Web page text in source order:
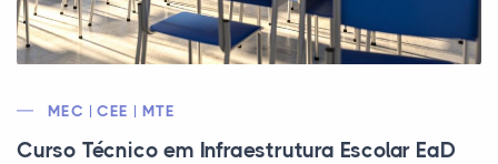
MEC | CEE | MTE
Curso Técnico em Infraestrutura Escolar EaD